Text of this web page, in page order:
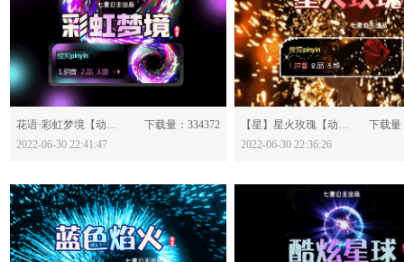
分享：
花语·彩虹梦境【动态】-628122
下载量：334372
2022-06-30 22:41:47
分享：
【星】星火玫瑰【动态】-628120
下载量
2022-06-30 22:36:26